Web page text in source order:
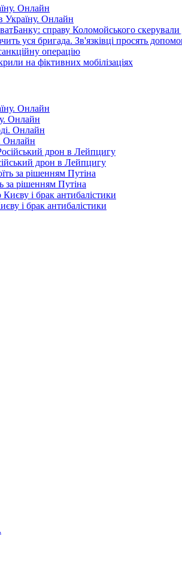
Україну. Онлайн
справу Коломойського скерували
уся бригада. Зв'язківці просять
операцію
на фіктивних мобілізаціях
Онлайн
Онлайн
дрон в Лейпцигу
за рішенням Путіна
і брак антибалістики